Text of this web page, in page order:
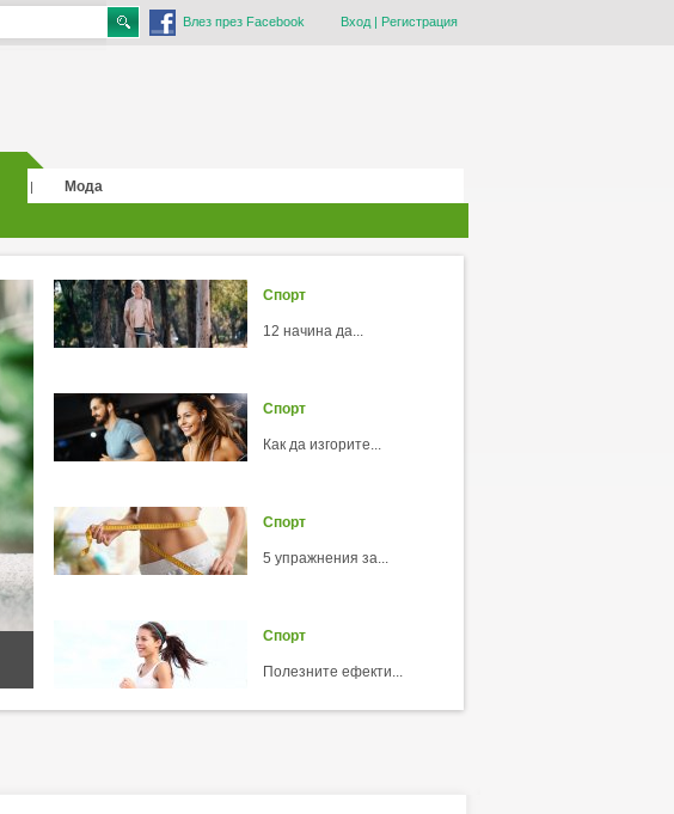
Влез през Facebook Вход| Регистрация
|
Мода
Спорт
12 начина да...
Спорт
Как да изгорите...
Спорт
5 упражнения за...
Спорт
Полезните ефекти...